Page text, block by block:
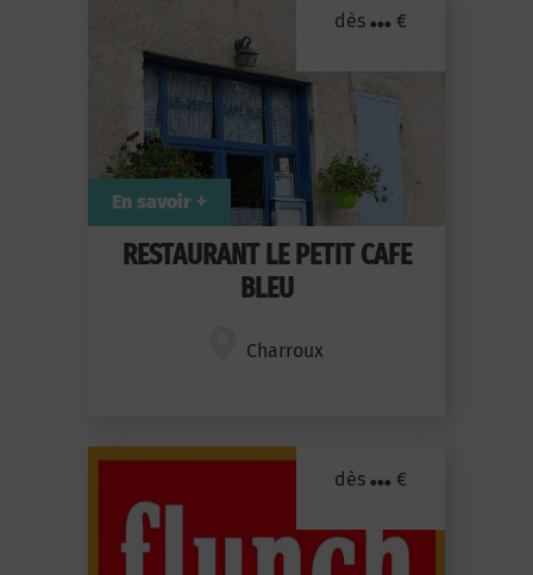
RESTAURANT LE PETIT CAFE
BLEU
Charroux
dès ... €
En savoir +
dès ... €